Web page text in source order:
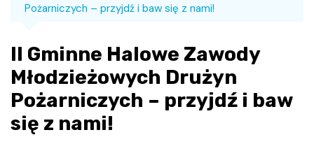
Pożarniczych – przyjdź i baw się z nami!
II Gminne Halowe Zawody
Młodzieżowych Drużyn
Pożarniczych – przyjdź i baw
się z nami!